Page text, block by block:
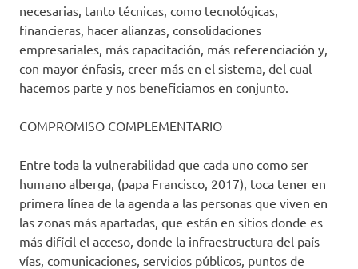
necesarias, tanto técnicas, como tecnológicas,
financieras, hacer alianzas, consolidaciones
empresariales, más capacitación, más referenciación y,
con mayor énfasis, creer más en el sistema, del cual
hacemos parte y nos beneficiamos en conjunto.
COMPROMISO COMPLEMENTARIO
Entre toda la vulnerabilidad que cada uno como ser
humano alberga, (papa Francisco, 2017), toca tener en
primera línea de la agenda a las personas que viven en
las zonas más apartadas, que están en sitios donde es
más difícil el acceso, donde la infraestructura del país –
vías, comunicaciones, servicios públicos, puntos de